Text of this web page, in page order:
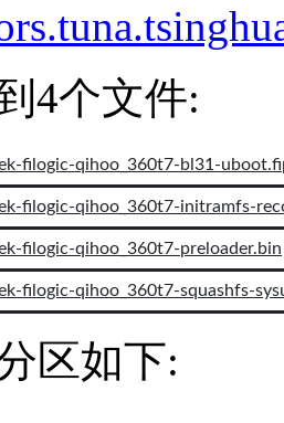
4个文件:
filogic-qihoo_360t7-bl31-
filogic-qihoo_360t7-initramfs-
filogic-qihoo_360t7-preloader.bin
filogic-qihoo_360t7-squashfs-
区如下: